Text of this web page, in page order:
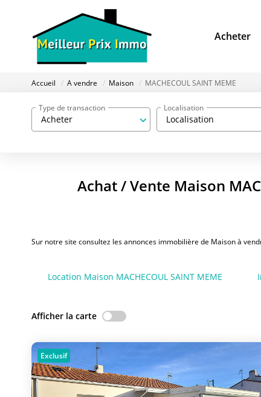
Acheter
Accueil A vendre Maison MACHECOUL SAINT MEME
Acheter
Type de transaction
Localisation
Localisation
Achat / Vente Maison
Sur notre site consultez les annonces immobilière de Maison à
Location Maison MACHECOUL SAINT MEME
Afficher la carte
Exclusif